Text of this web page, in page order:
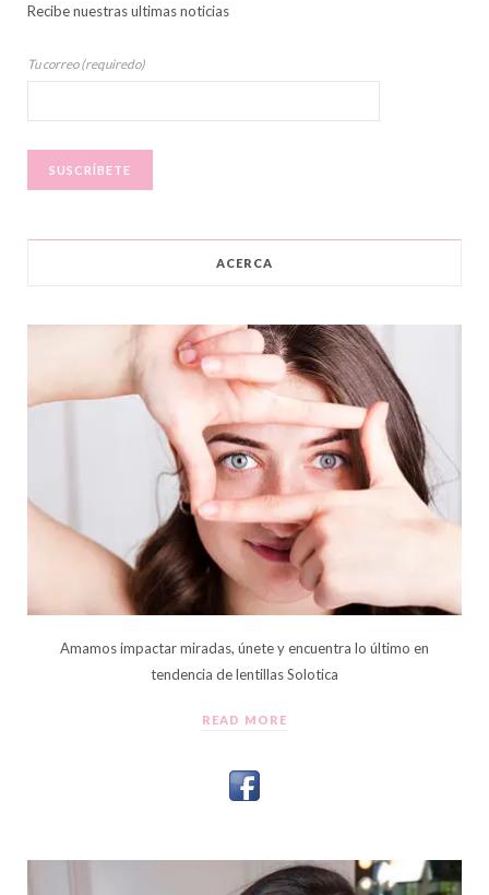
Recibe nuestras ultimas noticias
Tu correo (requiredo)
ACERCA
Amamos impactar miradas, únete y encuentra lo último en
tendencia de lentillas Solotica
READ MORE